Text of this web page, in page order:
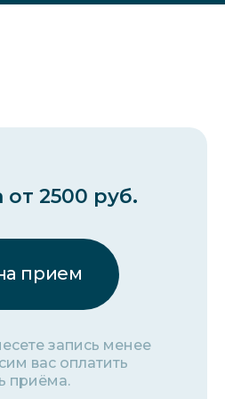
2500 руб.
прием
запись менее
вас оплатить
приёма.